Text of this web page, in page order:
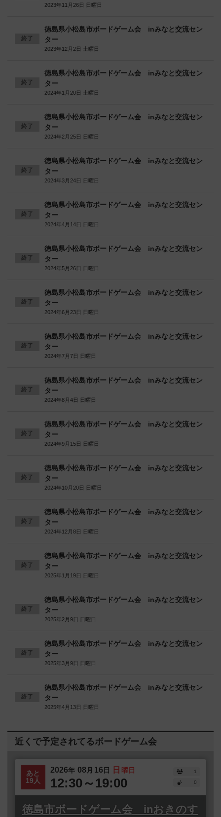
2023年11月26日 日曜日
終了
徳島県小松島市ボードゲーム会 inみなと交流セン
ター
2023年12月2日 土曜日
終了
徳島県小松島市ボードゲーム会 inみなと交流セン
ター
2024年1月20日 土曜日
終了
徳島県小松島市ボードゲーム会 inみなと交流セン
ター
2024年2月25日 日曜日
終了
徳島県小松島市ボードゲーム会 inみなと交流セン
ター
2024年3月24日 日曜日
終了
徳島県小松島市ボードゲーム会 inみなと交流セン
ター
2024年4月14日 日曜日
終了
徳島県小松島市ボードゲーム会 inみなと交流セン
ター
2024年5月26日 日曜日
終了
徳島県小松島市ボードゲーム会 inみなと交流セン
ター
2024年6月23日 日曜日
終了
徳島県小松島市ボードゲーム会 inみなと交流セン
ター
2024年7月7日 日曜日
終了
徳島県小松島市ボードゲーム会 inみなと交流セン
ター
2024年8月4日 日曜日
終了
徳島県小松島市ボードゲーム会 inみなと交流セン
ター
2024年9月15日 日曜日
終了
徳島県小松島市ボードゲーム会 inみなと交流セン
ター
2024年10月20日 日曜日
終了
徳島県小松島市ボードゲーム会 inみなと交流セン
ター
2024年12月8日 日曜日
終了
徳島県小松島市ボードゲーム会 inみなと交流セン
ター
2025年1月19日 日曜日
終了
徳島県小松島市ボードゲーム会 inみなと交流セン
ター
2025年2月9日 日曜日
終了
徳島県小松島市ボードゲーム会 inみなと交流セン
ター
2025年3月9日 日曜日
終了
徳島県小松島市ボードゲーム会 inみなと交流セン
ター
2025年4月13日 日曜日
近くで予定されてるボードゲーム会
あと
19人
2026年 08 月 16日 日 曜日
12:30～19:00
1
0
徳島市ボードゲーム会 inおきのす